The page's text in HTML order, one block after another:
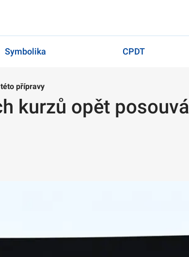
Symbolika CPDT
této přípravy
kurzů opět posouvá